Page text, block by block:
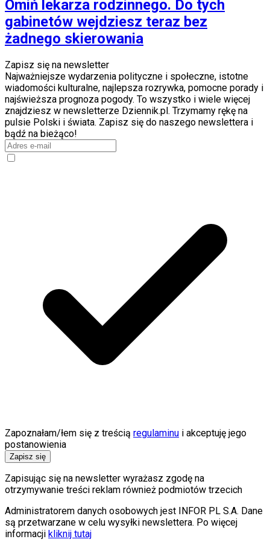
Omiń lekarza rodzinnego. Do tych
gabinetów wejdziesz teraz bez
żadnego skierowania
Zapisz się na newsletter
Najważniejsze wydarzenia polityczne i społeczne, istotne
wiadomości kulturalne, najlepsza rozrywka, pomocne porady i
najświeższa prognoza pogody. To wszystko i wiele więcej
znajdziesz w newsletterze Dziennik.pl. Trzymamy rękę na
pulsie Polski i świata. Zapisz się do naszego newslettera i
bądź na bieżąco!
Zapoznałam/łem się z treścią regulaminu i akceptuję jego
postanowienia
Zapisz się
Zapisując się na newsletter wyrażasz zgodę na
otrzymywanie treści reklam również podmiotów trzecich
Administratorem danych osobowych jest INFOR PL S.A. Dane
są przetwarzane w celu wysyłki newslettera. Po więcej
informacji kliknij tutaj